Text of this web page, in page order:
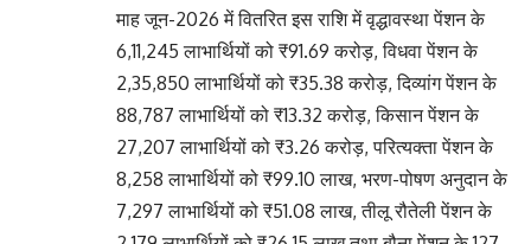
माह जून-2026 में वितरित इस राशि में वृद्धावस्था पेंशन के
6,11,245 लाभार्थियों को ₹91.69 करोड़, विधवा पेंशन के
2,35,850 लाभार्थियों को ₹35.38 करोड़, दिव्यांग पेंशन के
88,787 लाभार्थियों को ₹13.32 करोड़, किसान पेंशन के
27,207 लाभार्थियों को ₹3.26 करोड़, परित्यक्ता पेंशन के
8,258 लाभार्थियों को ₹99.10 लाख, भरण-पोषण अनुदान के
7,297 लाभार्थियों को ₹51.08 लाख, तीलू रौतेली पेंशन के